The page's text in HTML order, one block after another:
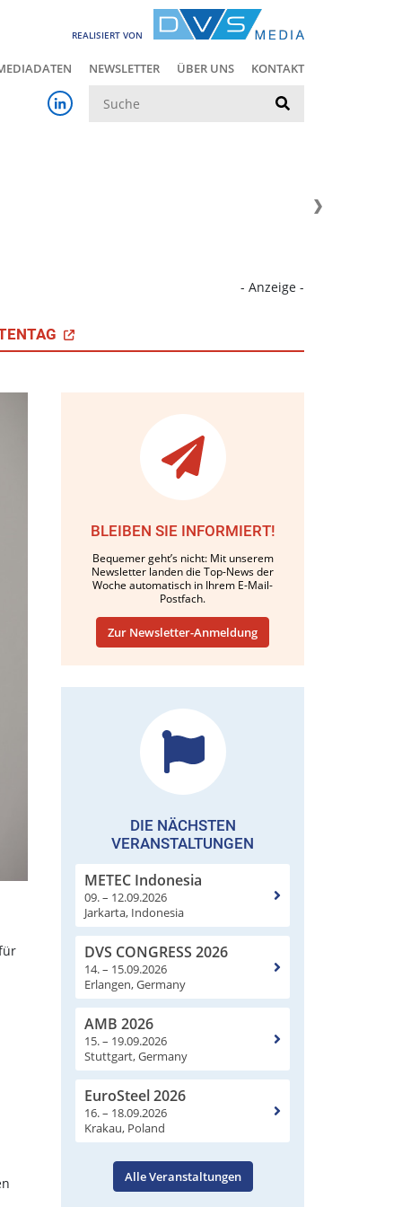
REALISIERT VON
NEWSLETTER ÜBER UNS KONTAKT
- Anzeige -
BLEIBEN SIE INFORMIERT!
Bequemer geht’s nicht: Mit unserem
Newsletter landen die Top-News der
Woche automatisch in Ihrem E-Mail-
Postfach.
Zur Newsletter-Anmeldung
DIE NÄCHSTEN
VERANSTALTUNGEN
METEC Indonesia
09. – 12.09.2026
Jarkarta, Indonesia
DVS CONGRESS 2026
14. – 15.09.2026
Erlangen, Germany
AMB 2026
15. – 19.09.2026
Stuttgart, Germany
EuroSteel 2026
16. – 18.09.2026
Krakau, Poland
Alle Veranstaltungen